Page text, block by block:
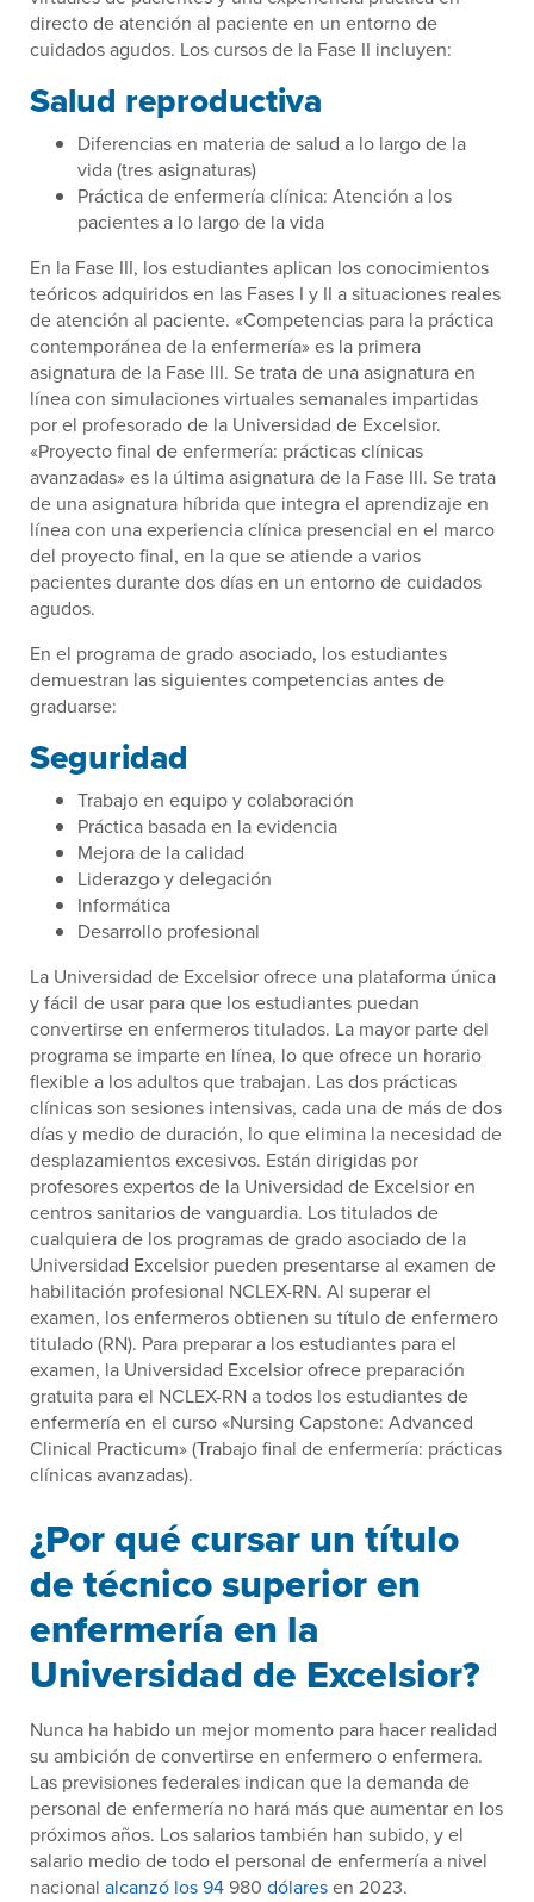
directo de atención al paciente en un entorno de
cuidados agudos. Los cursos de la Fase II incluyen:
Salud reproductiva
Diferencias en materia de salud a lo largo de la
vida (tres asignaturas)
Práctica de enfermería clínica: Atención a los
pacientes a lo largo de la vida
En la Fase III, los estudiantes aplican los conocimientos
teóricos adquiridos en las Fases I y II a situaciones reales
de atención al paciente. «Competencias para la práctica
contemporánea de la enfermería» es la primera
asignatura de la Fase III. Se trata de una asignatura en
línea con simulaciones virtuales semanales impartidas
por el profesorado de la Universidad de Excelsior.
«Proyecto final de enfermería: prácticas clínicas
avanzadas» es la última asignatura de la Fase III. Se trata
de una asignatura híbrida que integra el aprendizaje en
línea con una experiencia clínica presencial en el marco
del proyecto final, en la que se atiende a varios
pacientes durante dos días en un entorno de cuidados
agudos.
En el programa de grado asociado, los estudiantes
demuestran las siguientes competencias antes de
graduarse:
Seguridad
Trabajo en equipo y colaboración
Práctica basada en la evidencia
Mejora de la calidad
Liderazgo y delegación
Informática
Desarrollo profesional
La Universidad de Excelsior ofrece una plataforma única
y fácil de usar para que los estudiantes puedan
convertirse en enfermeros titulados. La mayor parte del
programa se imparte en línea, lo que ofrece un horario
flexible a los adultos que trabajan. Las dos prácticas
clínicas son sesiones intensivas, cada una de más de dos
días y medio de duración, lo que elimina la necesidad de
desplazamientos excesivos. Están dirigidas por
profesores expertos de la Universidad de Excelsior en
centros sanitarios de vanguardia. Los titulados de
cualquiera de los programas de grado asociado de la
Universidad Excelsior pueden presentarse al examen de
habilitación profesional NCLEX-RN. Al superar el
examen, los enfermeros obtienen su título de enfermero
titulado (RN). Para preparar a los estudiantes para el
examen, la Universidad Excelsior ofrece preparación
gratuita para el NCLEX-RN a todos los estudiantes de
enfermería en el curso «Nursing Capstone: Advanced
Clinical Practicum» (Trabajo final de enfermería: prácticas
clínicas avanzadas).
¿Por qué cursar un título
de técnico superior en
enfermería en la
Universidad de Excelsior?
Nunca ha habido un mejor momento para hacer realidad
su ambición de convertirse en enfermero o enfermera.
Las previsiones federales indican que la demanda de
personal de enfermería no hará más que aumentar en los
próximos años. Los salarios también han subido, y el
salario medio de todo el personal de enfermería a nivel
nacional alcanzó los 94980 dólaresen 2023.